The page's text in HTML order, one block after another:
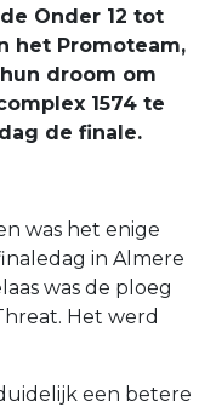
Onder 12 tot
het Promoteam,
droom om
1574 te
de finale.
was het enige
in Almere
was de ploeg
Het werd
een betere